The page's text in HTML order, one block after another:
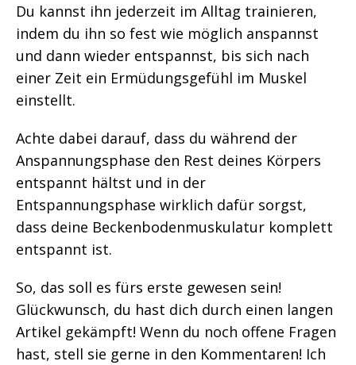
Du kannst ihn jederzeit im Alltag trainieren,
indem du ihn so fest wie möglich anspannst
und dann wieder entspannst, bis sich nach
einer Zeit ein Ermüdungsgefühl im Muskel
einstellt.
Achte dabei darauf, dass du während der
Anspannungsphase den Rest deines Körpers
entspannt hältst und in der
Entspannungsphase wirklich dafür sorgst,
dass deine Beckenbodenmuskulatur komplett
entspannt ist.
So, das soll es fürs erste gewesen sein!
Glückwunsch, du hast dich durch einen langen
Artikel gekämpft! Wenn du noch offene Fragen
hast, stell sie gerne in den Kommentaren! Ich